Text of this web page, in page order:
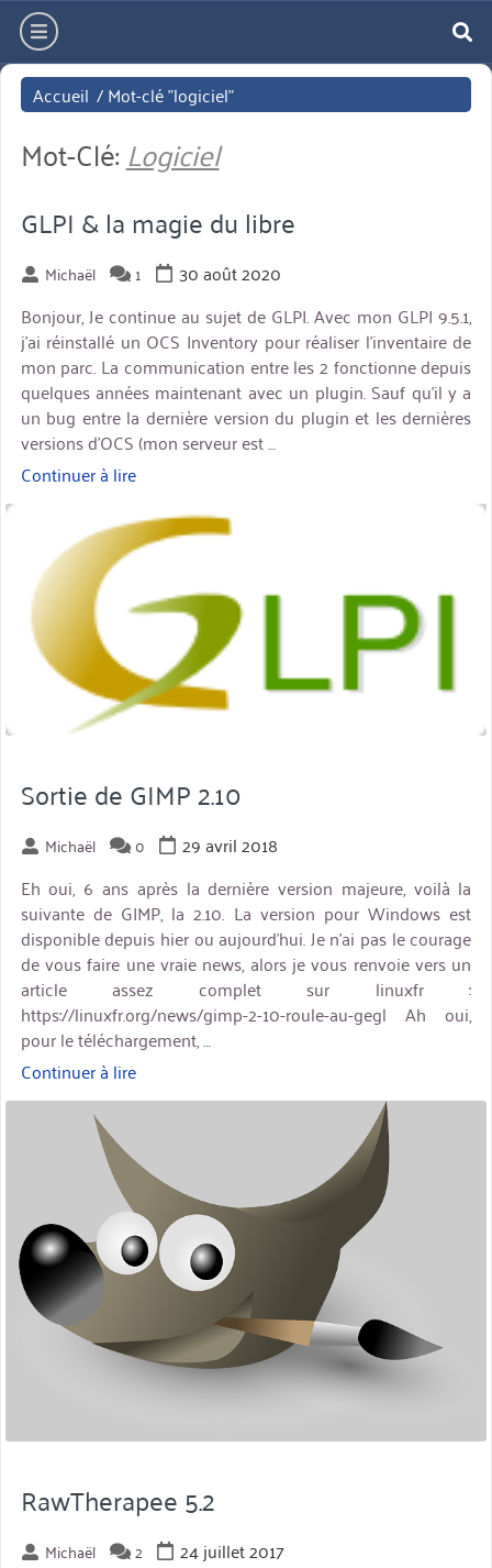
Aller
directement
au
contenu
hamburger
Accueil /Mot-clé "logiciel"
Mot-Clé: Logiciel
GLPI & la magie du libre
Michaël 1
30 août 2020
Bonjour, Je continue au sujet de GLPI. Avec mon GLPI 9.5.1,
j’ai réinstallé un OCS Inventory pour réaliser l’inventaire de
mon parc. La communication entre les 2 fonctionne depuis
quelques années maintenant avec un plugin. Sauf qu’il y a
un bug entre la dernière version du plugin et les dernières
versions d’OCS (mon serveur est …
Continuer à lire« GLPI
la
magie
libre »
miniature
Sortie de GIMP 2.10
Michaël 0
29 avril 2018
Eh oui, 6 ans après la dernière version majeure, voilà la
suivante de GIMP, la 2.10. La version pour Windows est
disponible depuis hier ou aujourd’hui. Je n’ai pas le courage
de vous faire une vraie news, alors je vous renvoie vers un
article assez complet sur linuxfr :
https://linuxfr.org/news/gimp-2-10-roule-au-gegl Ah oui,
pour le téléchargement, …
Continuer à lire« Sortie
de
RawTherapee 5.2
Michaël 2
24 juillet 2017